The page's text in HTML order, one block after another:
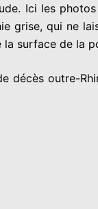
Ici les
grise, qui ne
surface de la
décès outre-